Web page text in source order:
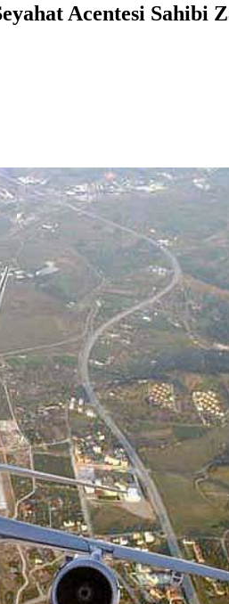
Acentesi Sahibi